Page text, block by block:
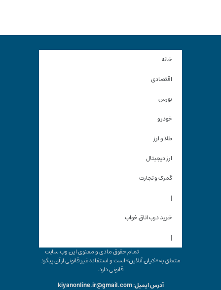
خانه
اقتصادی
بورس
خودرو
طلا و ارز
ارز دیجیتال
گمرک و تجارت
|
خرید درب اتاق خواب
|
تمام حقوق مادی و معنوی این وب سایت
متعلق به «کیان آنلاین» است و استفاده غیر قانونی از آن پیگرد
قانونی دارد.
آدرس ایمیل: kiyanonline.ir@gmail.com